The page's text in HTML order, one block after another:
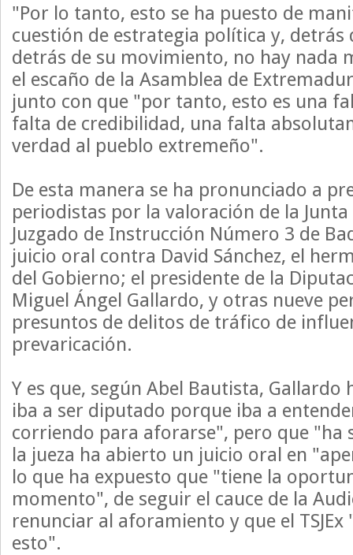
"Por lo tanto, esto se ha puesto de
cuestión de estrategia política y, detrás
detrás de su movimiento, no hay nada
el escaño de la Asamblea de
junto con que "por tanto, esto es una
falta de credibilidad, una falta
verdad al pueblo extremeño".
De esta manera se ha pronunciado a
periodistas por la valoración de la Junta
Juzgado de Instrucción Número 3 de
juicio oral contra David Sánchez, el
del Gobierno; el presidente de la
Miguel Ángel Gallardo, y otras nueve
presuntos de delitos de tráfico de
prevaricación.
Y es que, según Abel Bautista, Gallardo
iba a ser diputado porque iba a
corriendo para aforarse", pero que "ha
la jueza ha abierto un juicio oral en
lo que ha expuesto que "tiene la
momento", de seguir el cauce de la
renunciar al aforamiento y que el TSJEx
esto".